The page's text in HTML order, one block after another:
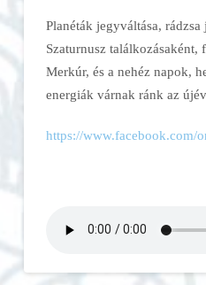
Planéták jegyváltása, rádzsa
Szaturnusz találkozásaként,
Merkúr, és a nehéz napok,
energiák várnak ránk az
https://www.facebook.com/